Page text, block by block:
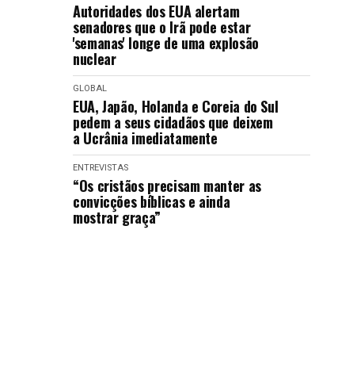
Autoridades dos EUA alertam
senadores que o Irã pode estar
'semanas' longe de uma explosão
nuclear
GLOBAL
EUA, Japão, Holanda e Coreia do Sul
pedem a seus cidadãos que deixem
a Ucrânia imediatamente
ENTREVISTAS
“Os cristãos precisam manter as
convicções bíblicas e ainda
mostrar graça”